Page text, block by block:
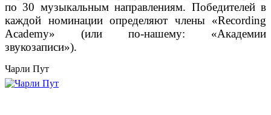
по 30 музыкальным направлениям. Победителей в
каждой номинации определяют члены «Recording
Academy» (или по-нашему: «Академии
звукозаписи»).
Чарли Пут